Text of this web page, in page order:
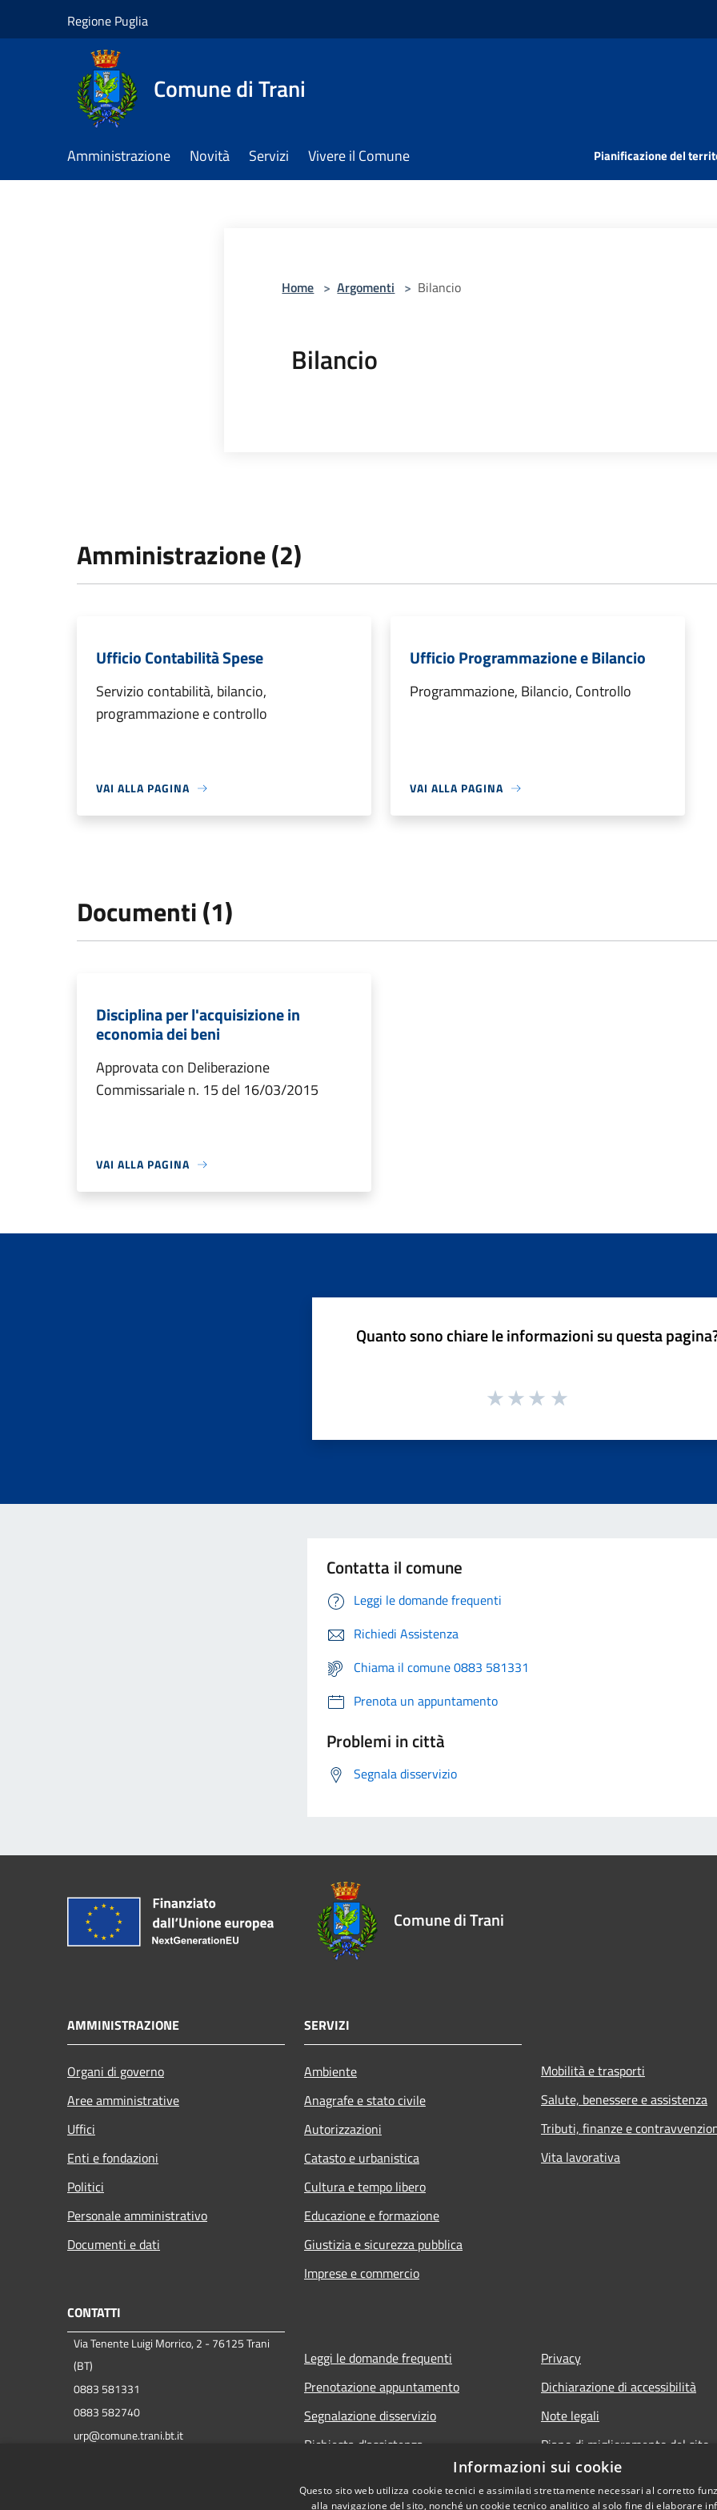
Regione Puglia
Comune di Trani
Amministrazione Novità Servizi Vivere il Comune Pianificazione del
Home > Argomenti > Bilancio
Bilancio
Amministrazione (2)
Ufficio Contabilità Spese
Servizio contabilità, bilancio,
programmazione e controllo
VAI ALLA PAGINA
Ufficio Programmazione e Bilancio
Programmazione, Bilancio, Controllo
VAI ALLA PAGINA
Documenti (1)
Disciplina per l'acquisizione in
economia dei beni
Approvata con Deliberazione
Commissariale n. 15 del 16/03/2015
VAI ALLA PAGINA
Quanto sono chiare le informazioni su questa
Contatta il comune
Leggi le domande frequenti
Richiedi Assistenza
Chiama il comune 0883 581331
Prenota un appuntamento
Problemi in città
Segnala disservizio
Comune di Trani
AMMINISTRAZIONE
Organi di governo
Aree amministrative
Uffici
Enti e fondazioni
Politici
Personale amministrativo
Documenti e dati
SERVIZI
Ambiente
Anagrafe e stato civile
Autorizzazioni
Catasto e urbanistica
Cultura e tempo libero
Educazione e formazione
Giustizia e sicurezza pubblica
Imprese e commercio
Mobilità e trasporti
Salute, benessere e assistenza
Tributi, finanze e
Vita lavorativa
CONTATTI
Via Tenente Luigi Morrico, 2 - 76125 Trani
(BT)
0883 581331
0883 582740
urp@comune.trani.bt.it
Leggi le domande frequenti
Prenotazione appuntamento
Segnalazione disservizio
Richiesta d'assistenza
Privacy
Dichiarazione di accessibilità
Note legali
Piano di miglioramento del sito
Amministrazione trasparente
Albo Pretorio
Informazioni sui cookie
Questo sito web utilizza cookie tecnici e assimilati strettamente necessari al corretto
alla navigazione del sito, nonché un cookie tecnico analitico al solo fine di elaborare